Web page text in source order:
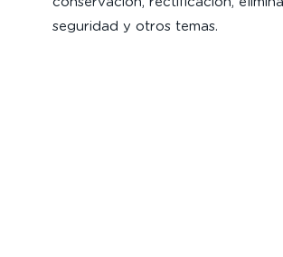
seguridad y otros temas.